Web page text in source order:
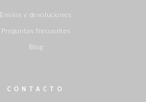
Envíos y devoluciones
Preguntas frecuentes
Blog
CONTACTO